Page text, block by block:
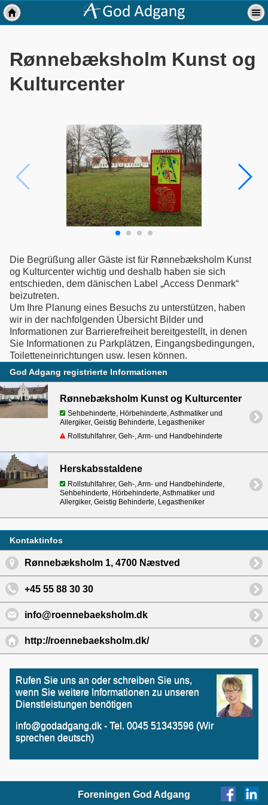
Rønnebæksholm Kunst og
Kulturcenter
Die Begrüßung aller Gäste ist für Rønnebæksholm Kunst
og Kulturcenter wichtig und deshalb haben sie sich
entschieden, dem dänischen Label „Access Denmark“
beizutreten.
Um Ihre Planung eines Besuchs zu unterstützen, haben
wir in der nachfolgenden Übersicht Bilder und
Informationen zur Barrierefreiheit bereitgestellt, in denen
Sie Informationen zu Parkplätzen, Eingangsbedingungen,
Toiletteneinrichtungen usw. lesen können.
God Adgang registrierte Informationen
Rønnebæksholm Kunst og Kulturcenter
Sehbehinderte, Hörbehinderte, Asthmatiker und
Allergiker, Geistig Behinderte, Legastheniker
Rollstuhlfahrer, Geh-, Arm- und Handbehinderte
Herskabsstaldene
Rollstuhlfahrer, Geh-, Arm- und Handbehinderte,
Sehbehinderte, Hörbehinderte, Asthmatiker und
Allergiker, Geistig Behinderte, Legastheniker
Kontaktinfos
Rønnebæksholm 1, 4700 Næstved
+45 55 88 30 30
info@roennebaeksholm.dk
http://roennebaeksholm.dk/
Rufen Sie uns an oder schreiben Sie uns,
wenn Sie weitere Informationen zu unseren
Dienstleistungen benötigen
info@godadgang.dk - Tel. 0045 51343596 (Wir
sprechen deutsch)
Foreningen God Adgang